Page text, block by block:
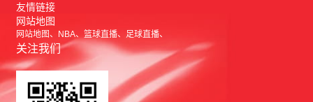
友情链接
网站地图
网站地图 NBA 篮球直播 足球直播
关注我们